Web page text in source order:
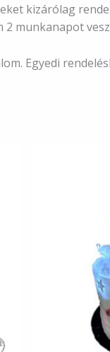
kizárólag
munkanapot
Egyedi